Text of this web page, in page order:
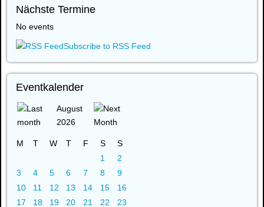
Nächste Termine
No events
Subscribe to RSS Feed
Eventkalender
August
2026
M T W T F S
S
1
2
3
4 5 6 7 8
9
10
11 12 13 14 15
16
17
18 19 20 21 22
23